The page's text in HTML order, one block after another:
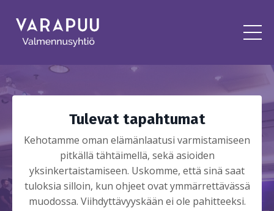
Tulevat tapahtumat
Kehotamme oman elämänlaatusi varmistamiseen
pitkällä tähtäimellä, sekä asioiden
yksinkertaistamiseen. Uskomme, että sinä saat
tuloksia silloin, kun ohjeet ovat ymmärrettävässä
muodossa. Viihdyttävyyskään ei ole pahitteeksi.